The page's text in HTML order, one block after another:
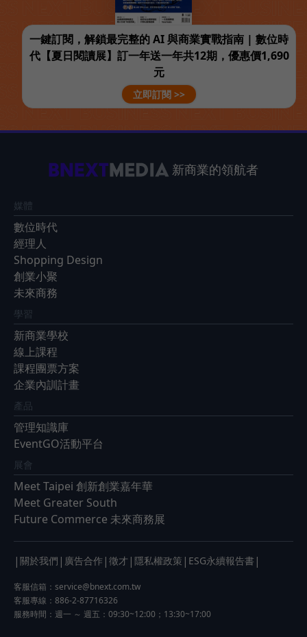
一鍵訂閱，解鎖最完整的 AI 與商業實戰指南 | 數位時
代【夏日閱讀展】訂一年送一年共12期，優惠價1,690
元
立即訂閱 >>
新商業的領航者
媒體
數位時代
經理人
Shopping Design
創業小聚
未來商務
學習
新商業學校
線上課程
課程團票方案
企業內訓計畫
產品
管理知識庫
EventGO活動平台
展會
Meet Taipei 創新創業嘉年華
Meet Greater South
Future Commerce 未來商務展
| 關於我們 | 廣告合作 | 徵才 | 隱私權政策 | ESG永續報告書 |
客服信箱： service@bnext.com.tw
客服專線：886-2-87716326
服務時間：週一 ～ 週五：09:30~12:00；13:30~17:00